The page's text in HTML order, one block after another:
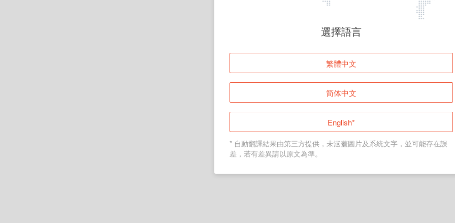
頁面無法顯示
登入
返回首頁
選擇語言
繁體中文
简体中文
English*
* 自動翻譯結果由第三方提供，未涵蓋圖片及系統文字，並可能存在誤
差，若有差異請以原文為準。